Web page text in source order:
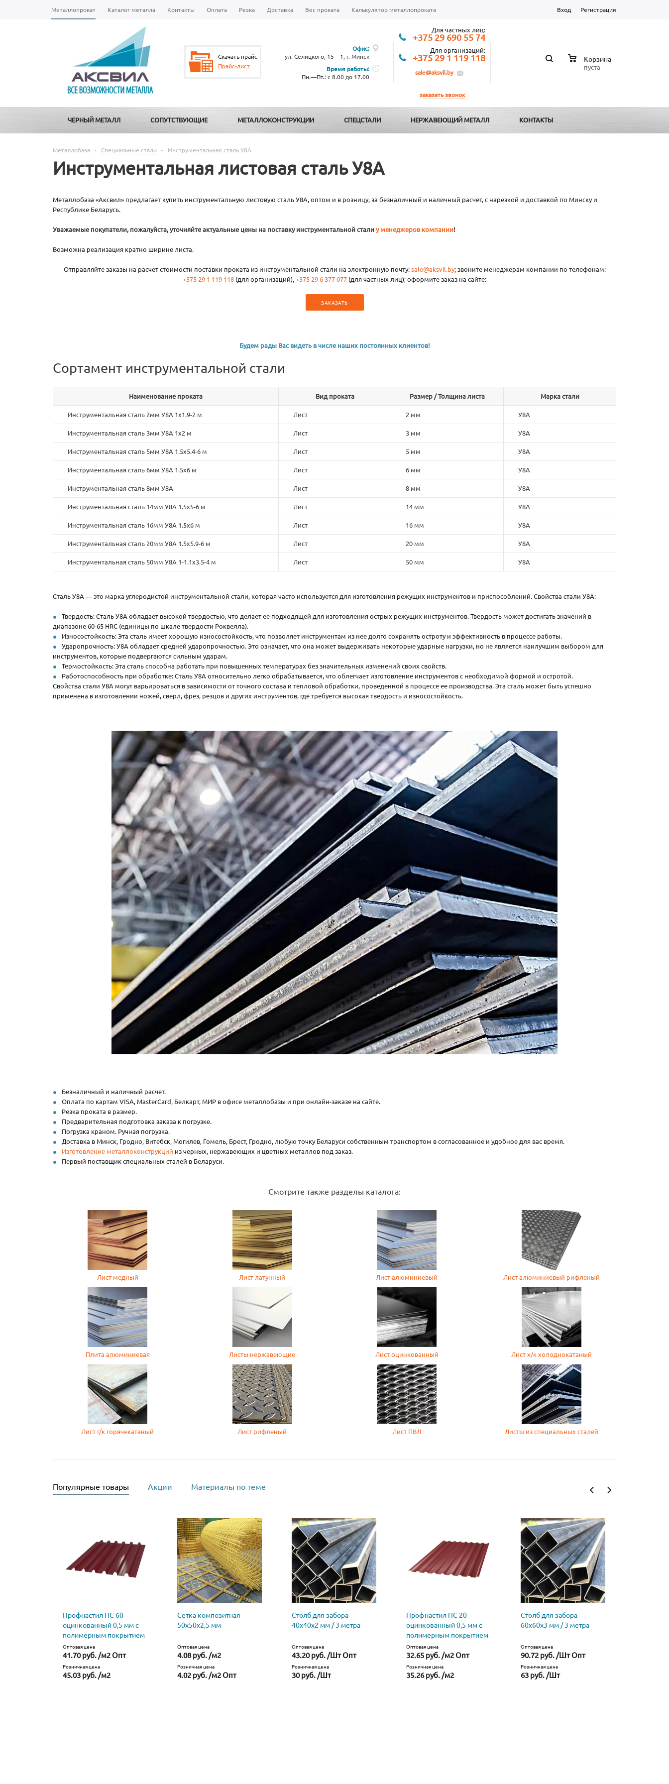
Металлопрокат Каталог металла Контакты Оплата Резка Доставка Вес проката Калькулятор металлопроката Вход Регистрация
Скачать прайс
Прайс-лист
Офис:
ул. Селицкого, 15—1, г. Минск
Время работы:
Пн.—Пт.: с 8.00 до 17.00
Для частных лиц:
+375 29 690 55 74
Для организаций:
+375 29 1 119 118
sale@aksvil.by
заказать звонок
Корзина
пуста
ЧЕРНЫЙ МЕТАЛЛ СОПУТСТВУЮЩИЕ МЕТАЛЛОКОНСТРУКЦИИ СПЕЦСТАЛИ НЕРЖАВЕЮЩИЙ МЕТАЛЛ КОНТАКТЫ
Металлобаза - Специальные стали - Инструментальная сталь У8А
Инструментальная листовая сталь У8А
Металлобаза «Аксвил» предлагает купить инструментальную листовую сталь У8А, оптом и в розницу, за безналичный и наличный расчет, с нарезкой и доставкой по Минску и
Республике Беларусь.
Уважаемые покупатели, пожалуйста, уточняйте актуальные цены на поставку инструментальной сталиу менеджеров компании!
Возможна реализация кратно ширине листа.
Отправляйте заказы на расчет стоимости поставки проката из инструментальной стали на электронную почту:sale@aksvil.by; звоните менеджерам компании по телефонам:
+375 29 1 119 118 (для организаций),+375 29 6 377 077 (для частных лиц); оформите заказ на сайте:
ЗАКАЗАТЬ
Будем рады Вас видеть в числе наших постоянных клиентов!
Сортамент инструментальной стали
Наименование проката Вид проката Размер / Толщина листа Марка стали
Инструментальная сталь 2мм У8А 1х1.9-2 м Лист 2 мм У8А
Инструментальная сталь 3мм У8А 1х2 м Лист 3 мм У8А
Инструментальная сталь 5мм У8А 1.5х5.4-6 м Лист 5 мм У8А
Инструментальная сталь 6мм У8А 1.5х6 м Лист 6 мм У8А
Инструментальная сталь 8мм У8А Лист 8 мм У8А
Инструментальная сталь 14мм У8А 1.5х5-6 м Лист 14 мм У8А
Инструментальная сталь 16мм У8А 1.5х6 м Лист 16 мм У8А
Инструментальная сталь 20мм У8А 1.5х5.9-6 м Лист 20 мм У8А
Инструментальная сталь 50мм У8А 1-1.1х3.5-4 м Лист 50 мм У8А
Сталь У8А — это марка углеродистой инструментальной стали, которая часто используется для изготовления режущих инструментов и приспособлений. Свойства стали У8А:
Твердость: Сталь У8А обладает высокой твердостью, что делает ее подходящей для изготовления острых режущих инструментов. Твердость может достигать значений в
диапазоне 60-65 HRC (единицы по шкале твердости Роквелла).
Износостойкость: Эта сталь имеет хорошую износостойкость, что позволяет инструментам из нее долго сохранять остроту и эффективность в процессе работы.
Ударопрочность: У8А обладает средней ударопрочностью. Это означает, что она может выдерживать некоторые ударные нагрузки, но не является наилучшим выбором для
инструментов, которые подвергаются сильным ударам.
Термостойкость: Эта сталь способна работать при повышенных температурах без значительных изменений своих свойств.
Работоспособность при обработке: Сталь У8А относительно легко обрабатывается, что облегчает изготовление инструментов с необходимой формой и остротой.
Свойства стали У8А могут варьироваться в зависимости от точного состава и тепловой обработки, проведенной в процессе ее производства. Эта сталь может быть успешно
применена в изготовлении ножей, сверл, фрез, резцов и других инструментов, где требуется высокая твердость и износостойкость.
Безналичный и наличный расчет.
Оплата по картам VISA, MasterCard, Белкарт, МИР в офисе металлобазы и при онлайн-заказе на сайте.
Резка проката в размер.
Предварительная подготовка заказа к погрузке.
Погрузка краном. Ручная погрузка.
Доставка в Минск, Гродно, Витебск, Могилев, Гомель, Брест, Гродно, любую точку Беларуси собственным транспортом в согласованное и удобное для вас время.
Изготовление металлоконструкций из черных, нержавеющих и цветных металлов под заказ.
Первый поставщик специальных сталей в Беларуси.
Смотрите также разделы каталога:
Лист медный Лист латунный Лист алюминиевый Лист алюминиевый рифленый
Плита алюминиевая Листы нержавеющие Лист оцинкованный Лист х/к холоднокатаный
Лист г/к горячекатаный Лист рифленый Лист ПВЛ Листы из специальных сталей
Популярные товары Акции Материалы по теме
Профнастил НС 60
оцинкованный 0,5 мм с
полимерным покрытием
Оптовая цена
41.70 руб. /м2 Опт
Розничная цена
45.03 руб. /м2
Сетка композитная
50х50х2,5 мм
Оптовая цена
4.08 руб. /м2
Розничная цена
4.02 руб. /м2 Опт
Столб для забора
40х40х2 мм / 3 метра
Оптовая цена
43.20 руб. /Шт Опт
Розничная цена
30 руб. /Шт
Профнастил ПС 20
оцинкованный 0,5 мм с
полимерным покрытием
Оптовая цена
32.65 руб. /м2 Опт
Розничная цена
35.26 руб. /м2
Столб для забора
60х60х3 мм / 3 метра
Оптовая цена
90.72 руб. /Шт Опт
Розничная цена
63 руб. /Шт